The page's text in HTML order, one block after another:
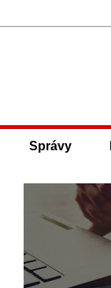
Správy